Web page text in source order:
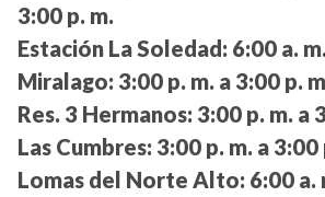
3:00 p. m.
Estación La Soledad: 6:00 a.
Miralago: 3:00 p. m. a 3:00 p.
Res. 3 Hermanos: 3:00 p. m. a
Las Cumbres: 3:00 p. m. a 3:00
Lomas del Norte Alto: 6:00 a.